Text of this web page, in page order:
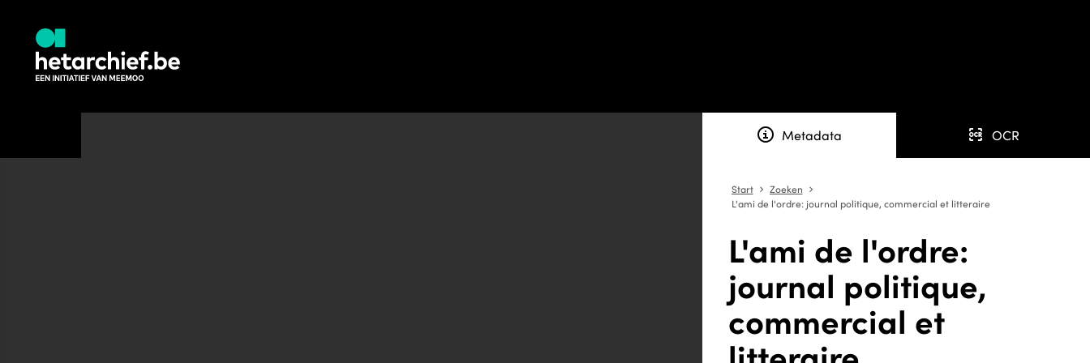
info Metadata ocr OCR
Start angle-right Zoeken angle-right
L'ami de l'ordre: journal politique, commercial et litteraire
L'ami de l'ordre:
journal politique,
commercial et